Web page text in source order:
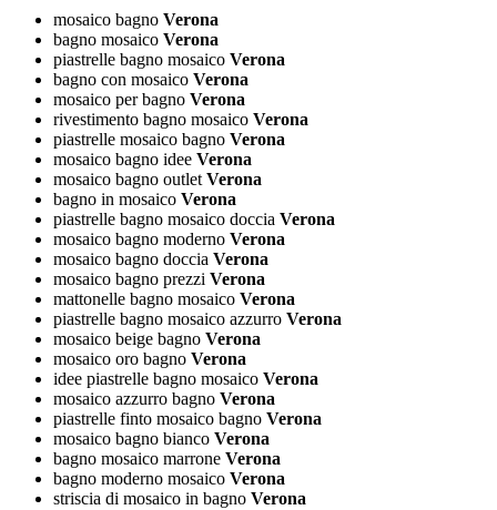
mosaico bagno Verona
bagno mosaico Verona
piastrelle bagno mosaico Verona
bagno con mosaico Verona
mosaico per bagno Verona
rivestimento bagno mosaico Verona
piastrelle mosaico bagno Verona
mosaico bagno idee Verona
mosaico bagno outletVerona
bagno in mosaico Verona
piastrelle bagno mosaico doccia Verona
mosaico bagno moderno Verona
mosaico bagno doccia Verona
mosaico bagno prezzi Verona
mattonelle bagno mosaico Verona
piastrelle bagno mosaico azzurro Verona
mosaico beige bagno Verona
mosaico oro bagno Verona
idee piastrelle bagno mosaico Verona
mosaico azzurro bagno Verona
piastrelle finto mosaico bagno Verona
mosaico bagno bianco Verona
bagno mosaico marrone Verona
bagno moderno mosaico Verona
striscia di mosaico in bagno Verona